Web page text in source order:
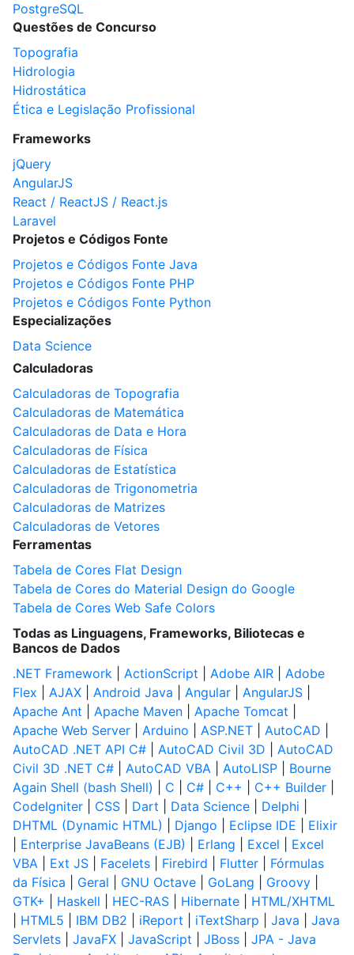
PostgreSQL
Questões de Concurso
Topografia
Hidrologia
Hidrostática
Ética e Legislação Profissional
Frameworks
jQuery
AngularJS
React / ReactJS / React.js
Laravel
Projetos e Códigos Fonte
Projetos e Códigos Fonte Java
Projetos e Códigos Fonte PHP
Projetos e Códigos Fonte Python
Especializações
Data Science
Calculadoras
Calculadoras de Topografia
Calculadoras de Matemática
Calculadoras de Data e Hora
Calculadoras de Física
Calculadoras de Estatística
Calculadoras de Trigonometria
Calculadoras de Matrizes
Calculadoras de Vetores
Ferramentas
Tabela de Cores Flat Design
Tabela de Cores do Material Design do Google
Tabela de Cores Web Safe Colors
Todas as Linguagens, Frameworks, Biliotecas e
Bancos de Dados
.NET Framework
ActionScript Adobe AIR
Adobe
Flex
AJAX Android Java Angular AngularJS
Apache Ant
Apache Maven Apache Tomcat
Apache Web Server
Arduino ASP.NET AutoCAD
AutoCAD .NET API C#
AutoCAD Civil 3D
AutoCAD
Civil 3D .NET C#
AutoCAD VBA AutoLISP
Bourne
Again Shell (bash Shell)
C C# C++ C++ Builder
CodeIgniter
CSS Dart Data Science Delphi
DHTML (Dynamic HTML)
Django Eclipse IDE
Elixir
Enterprise JavaBeans (EJB) Erlang Excel
Excel
VBA
Ext JS Facelets Firebird Flutter
Fórmulas
da Física
Geral GNU Octave GoLang Groovy
GTK+
Haskell HEC-RAS Hibernate
HTML/XHTML
HTML5 IBM DB2 iReport iTextSharp Java
Java
Servlets
JavaFX JavaScript JBoss
JPA - Java